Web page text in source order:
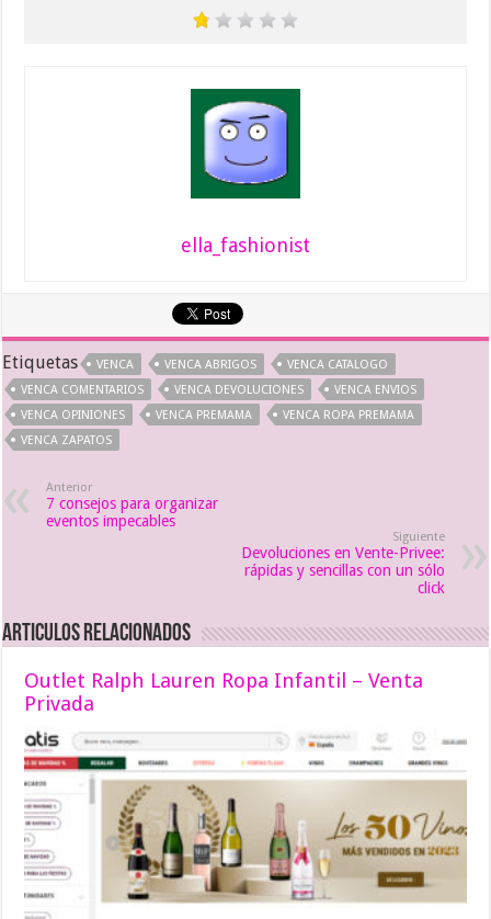
ella_fashionist
Etiquetas VENCA VENCA ABRIGOS
VENCA CATALOGO
VENCA COMENTARIOS
VENCA DEVOLUCIONES
VENCA ENVIOS
VENCA OPINIONES
VENCA PREMAMA
VENCA ROPA PREMAMA
VENCA ZAPATOS
Anterior
7 consejos para organizar
eventos impecables
Siguiente
Devoluciones en Vente-Privee:
rápidas y sencillas con un sólo
click
Articulos relacionados
Outlet Ralph Lauren Ropa Infantil – Venta
Privada